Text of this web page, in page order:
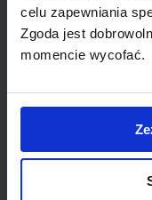
celu zapewniania
Zgoda jest
momencie wycofać.
bilety lotnicze
LJUBLJANA
bilety lotnicze
STUTTGART